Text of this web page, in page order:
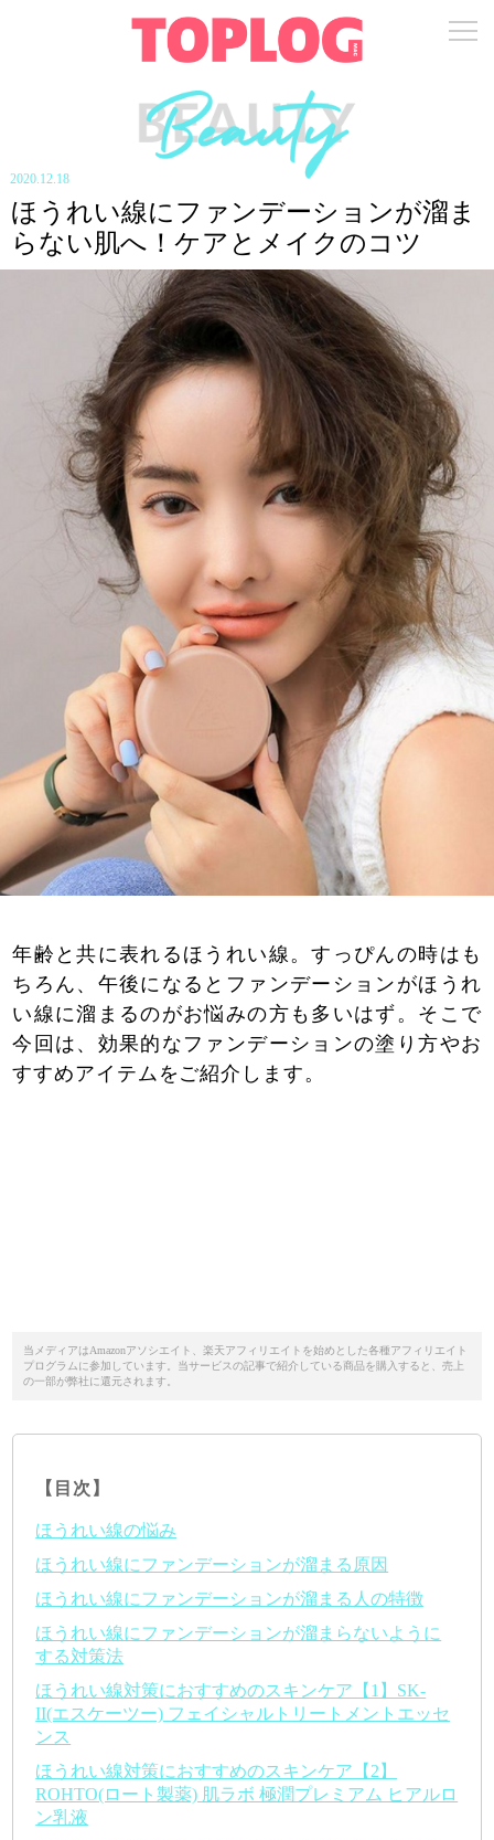
2020.12.18
ほうれい線にファンデーションが溜ま
らない肌へ！ケアとメイクのコツ
年齢と共に表れるほうれい線。すっぴんの時はも
ちろん、午後になるとファンデーションがほうれ
い線に溜まるのがお悩みの方も多いはず。そこで
今回は、効果的なファンデーションの塗り方やお
すすめアイテムをご紹介します。
当メディアはAmazonアソシエイト、楽天アフィリエイトを始めとした各種アフィリエイト
プログラムに参加しています。当サービスの記事で紹介している商品を購入すると、売上
の一部が弊社に還元されます。
【目次】
ほうれい線の悩み
ほうれい線にファンデーションが溜まる原因
ほうれい線にファンデーションが溜まる人の特徴
ほうれい線にファンデーションが溜まらないように
する対策法
ほうれい線対策におすすめのスキンケア【1】SK-
II(エスケーツー) フェイシャルトリートメントエッセ
ンス
ほうれい線対策におすすめのスキンケア【2】
ROHTO(ロート製薬) 肌ラボ 極潤プレミアム ヒアルロ
ン乳液